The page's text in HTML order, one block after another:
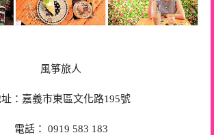
風箏旅人
：嘉義市東區文化路195號
電話： 0919 583 183